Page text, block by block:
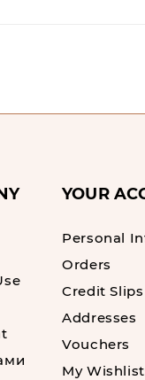
YOUR
Personal
Orders
Credit Slips
Addresses
Vouchers
My